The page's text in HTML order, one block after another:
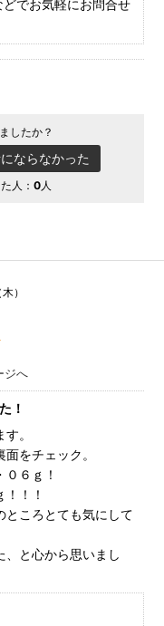
でお気軽にお問合せ
したか？
ならなかった
人： 0人
）
ジへ
！
。
をチェック。
６ｇ！
！！
ところとても気にして
、と心から思いまし